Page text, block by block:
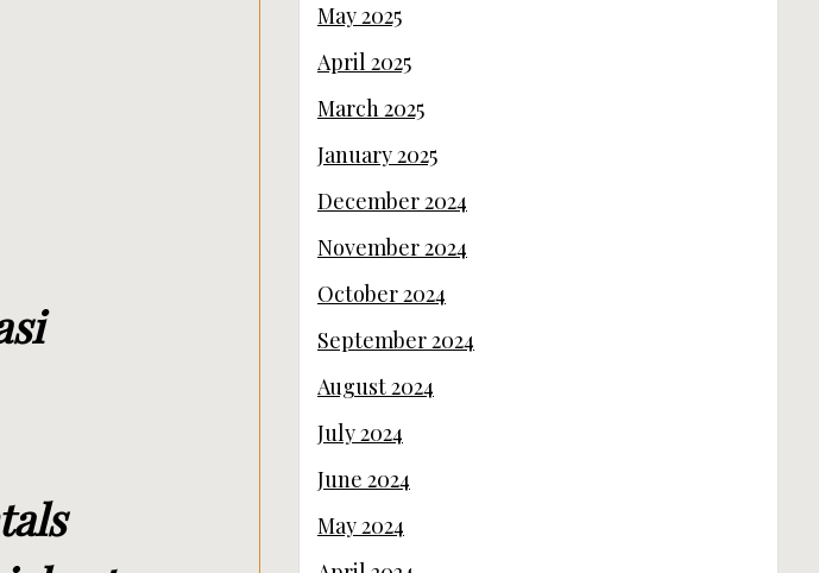
May 2025
April 2025
March 2025
January 2025
December 2024
November 2024
October 2024
September 2024
August 2024
July 2024
June 2024
May 2024